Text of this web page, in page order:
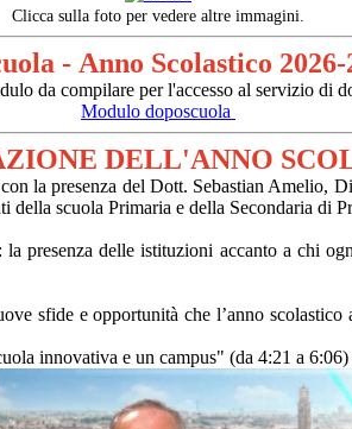
Clicca sulla foto per vedere altre immagini.
- Anno Scolastico 2026-
da compilare per l'accesso al servizio di
Modulo doposcuola
DELL'ANNO
la presenza del Dott. Sebastian Amelio,
scuola Primaria e della Secondaria di
presenza delle istituzioni accanto a chi
sfide e opportunità che l’anno
innovativa e un campus" (da 4:21 a 6:06)